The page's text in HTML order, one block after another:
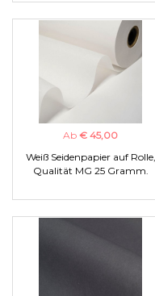
Ab € 45,00
Weiß Seidenpapier auf Rolle,
Qualität MG 25 Gramm.